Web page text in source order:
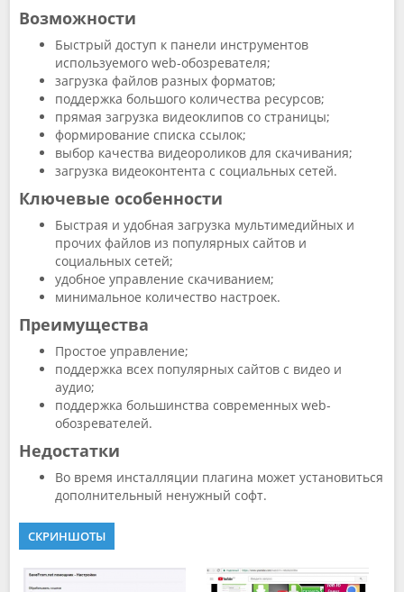
Возможности
Быстрый доступ к панели инструментов
используемого web-обозревателя;
загрузка файлов разных форматов;
поддержка большого количества ресурсов;
прямая загрузка видеоклипов со страницы;
формирование списка ссылок;
выбор качества видеороликов для скачивания;
загрузка видеоконтента с социальных сетей.
Ключевые особенности
Быстрая и удобная загрузка мультимедийных и
прочих файлов из популярных сайтов и
социальных сетей;
удобное управление скачиванием;
минимальное количество настроек.
Преимущества
Простое управление;
поддержка всех популярных сайтов с видео и
аудио;
поддержка большинства современных web-
обозревателей.
Недостатки
Во время инсталляции плагина может установиться
дополнительный ненужный софт.
СКРИНШОТЫ